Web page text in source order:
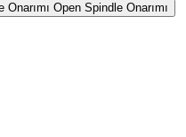
Onarımı Open Spindle Onarımı